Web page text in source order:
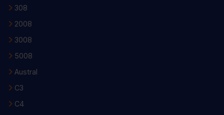
308
2008
3008
5008
Austral
C3
C4